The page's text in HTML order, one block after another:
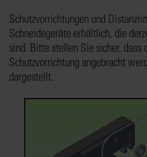
Schutzvorrichtungen und
Schneidegeräte erhältlich, die
sind. Bitte stellen Sie sicher, dass
Schutzvorrichtung angebracht
dargestellt.